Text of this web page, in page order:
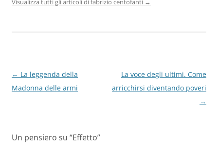
Visualizza tutti gli articoli di fabrizio centofanti →
Navigazione
articolo
← La leggenda della
Madonna delle armi
La voce degli ultimi. Come
arricchirsi diventando poveri
→
Un pensiero su “Effetto”